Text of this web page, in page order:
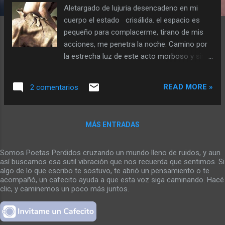
Aletargado de lujuria desencadeno en mi
cuerpo el estado crisálida. el espacio es
pequeño para complacerme, tirano de mis
acciones, me penetra la noche. Camino por
la estrecha luz de este acto morboso y sin
baño con sus entrañas. La noche asecha
mis debilidades, pero no le tengo miedo. Es
recuerdan la luz de una noche amiga y
garganta. silencioso corro la nada y
encerrado en el espacio rompo,
metamorfosis ajena a mi mundo me
encierra en formas lejanas a mí. Mosca,
mantis, lenguas pegajosas que encarnan la
muerte por ahogo de supuestos. Me niego al
2 comentarios READ MORE »
MÁS ENTRADAS
Somos Poetas Perdidos cruzando un mundo lleno de ruidos, y aun
así buscamos esa sutil vibración que nos recuerda que sentimos. Si
algo de lo que escribo te sostuvo, te abrió un pensamiento o te
acompañó, un cafecito ayuda a que esta voz siga caminando. Hacé
clic, y caminemos un poco más juntos.